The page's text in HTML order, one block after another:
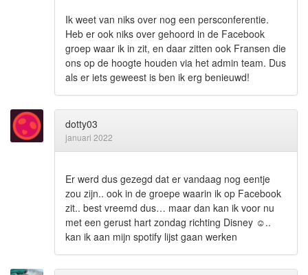
Ik weet van niks over nog een persconferentie.
Heb er ook niks over gehoord in de Facebook
groep waar ik in zit, en daar zitten ook Fransen die
ons op de hoogte houden via het admin team. Dus
als er iets geweest is ben ik erg benieuwd!
dotty03
januari 2022
Er werd dus gezegd dat er vandaag nog eentje
zou zijn.. ook in de groepe waarin ik op Facebook
zit.. best vreemd dus… maar dan kan ik voor nu
met een gerust hart zondag richting Disney ☺..
kan ik aan mijn spotify lijst gaan werken